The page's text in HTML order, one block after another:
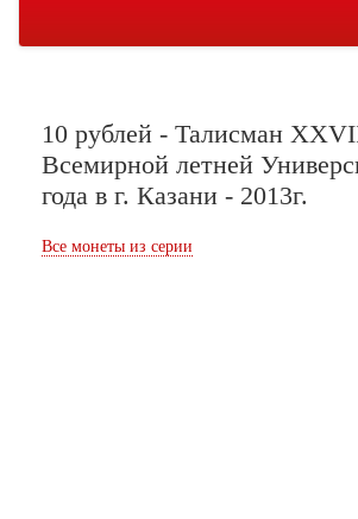
10 рублей - Талисман
Всемирной летней
года в г. Казани - 2013г.
Все монеты из серии